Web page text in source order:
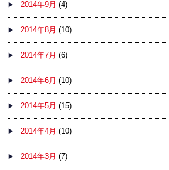
2014年9月 (4)
2014年8月 (10)
2014年7月 (6)
2014年6月 (10)
2014年5月 (15)
2014年4月 (10)
2014年3月 (7)